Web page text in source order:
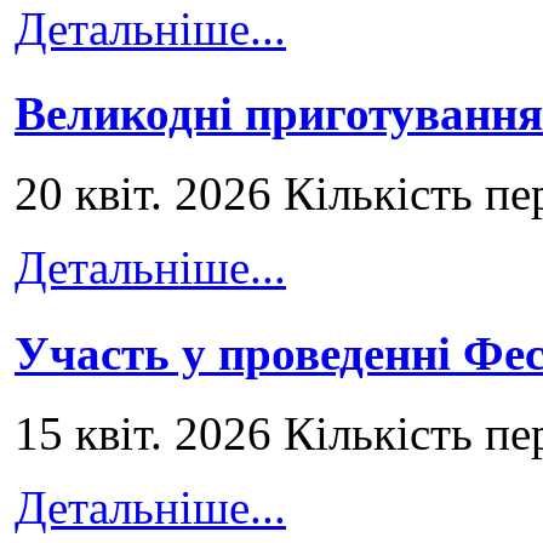
Детальніше...
Великодні приготування
20 квіт. 2026 Кількість
Детальніше...
Участь у проведенні
15 квіт. 2026 Кількість
Детальніше...